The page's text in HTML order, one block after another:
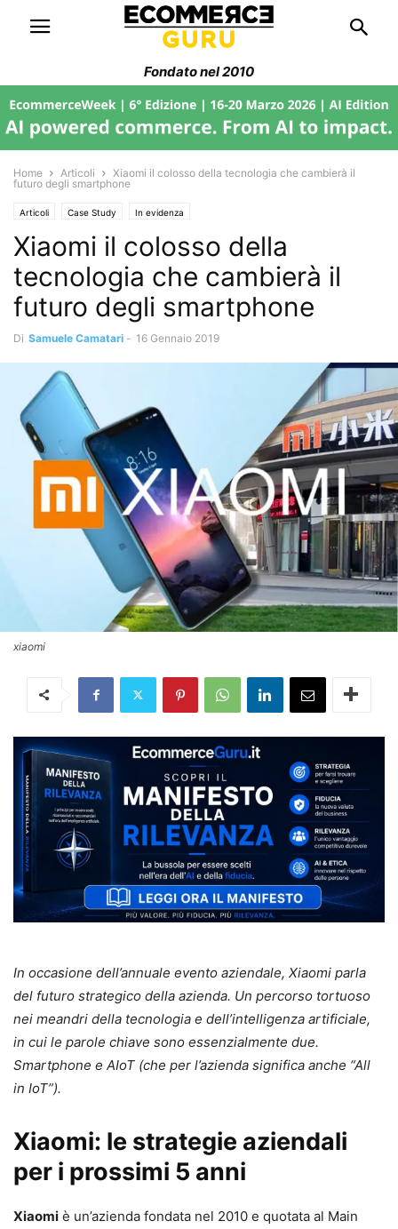
Fondato nel 2010
Home Articoli
Xiaomi il colosso della tecnologia che cambierà il
futuro degli smartphone
Articoli Case Study In evidenza
Xiaomi il colosso della
tecnologia che cambierà il
futuro degli smartphone
Di Samuele Camatari - 16 Gennaio 2019
xiaomi
In occasione dell’annuale evento aziendale, Xiaomi parla
del futuro strategico della azienda. Un percorso tortuoso
nei meandri della tecnologia e dell’intelligenza artificiale,
in cui le parole chiave sono essenzialmente due.
Smartphone e AIoT (che per l’azienda significa anche “All
in IoT”).
Xiaomi: le strategie aziendali
per i prossimi 5 anni
Xiaomi è un’azienda fondata nel 2010 e quotata al Main